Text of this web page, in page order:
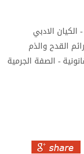
الادبي
القدح والذم
- الصفة الجرمية